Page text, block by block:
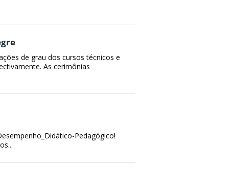
de grau dos cursos técnicos e
As cerimônias
Pedagógico!